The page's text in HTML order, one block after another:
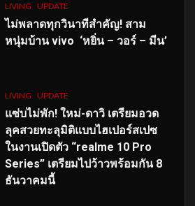
LIVING UPDATE
ไม่พลาดทุกวินาทีสำคัญ! สาม
หนุ่มบ้าน vivo ‘หยิ่น – วอร์ – มีน’
LIVING UPDATE
แซ่บไม่พัก! ใหม่-ดาวิ เตรียมอวด
ลุคสวยทะลุมิติแบบไฮเปอร์สเปซ
ในงานเปิดตัว “realme 10 Pro
Series” เตรียมไปว้าวพร้อมกัน 8
ธันวาคมนี้